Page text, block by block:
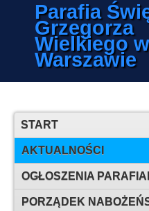
Parafia
Grzegorza
Wielkiego w
Warszawie
START
AKTUALNOŚCI
OGŁOSZENIA
PORZĄDEK